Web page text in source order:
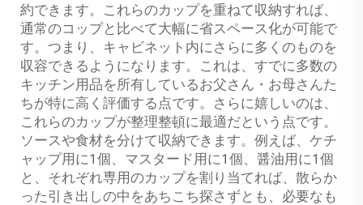
約できます。これらのカップを重ねて収納すれば、
通常のコップと比べて大幅に省スペース化が可能で
す。つまり、キャビネット内にさらに多くのものを
収容できるようになります。これは、すでに多数の
キッチン用品を所有しているお父さん・お母さんた
ちが特に高く評価する点です。さらに嬉しいのは、
これらのカップが整理整頓に最適だという点です。
ソースや食材を分けて収納できます。例えば、ケチ
ャップ用に1個、マスタード用に1個、醤油用に1個
と、それぞれ専用のカップを割り当てれば、散らか
った引き出しの中をあちこち探さずとも、必要なも